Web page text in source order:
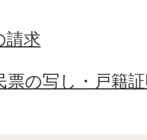
請求
票の写し・戸籍